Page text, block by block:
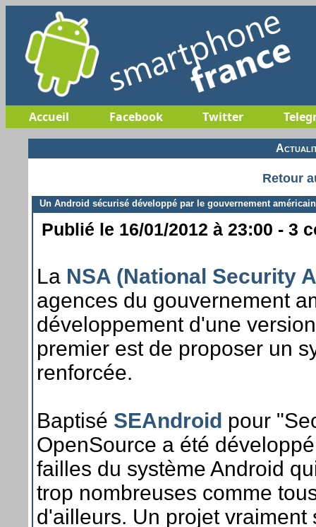
Accueil Facebook Twitter
Retour
Un Android sécurisé développé par le gouvernement
Publié le 16/01/2012 à 23:00 - 3
La NSA (National Security
agences du gouvernement
développement d'une
premier est de proposer un
renforcée.
Baptisé SEAndroid pour
OpenSource a été
failles du système Android
trop nombreuses comme
d'ailleurs. Un projet